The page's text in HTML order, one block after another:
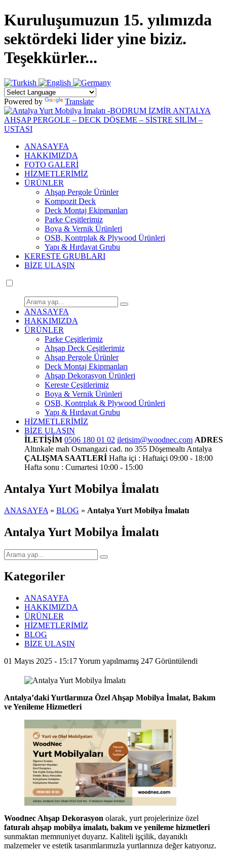
Kuruluşumuzun 15. yılımızda
sektördeki lider yine biziz.
Teşekkürler...
Powered by Translate
ANASAYFA
HAKKIMIZDA
FOTO GALERİ
HİZMETLERİMİZ
ÜRÜNLER
Ahşap Pergole Ürünler
Kompozit Deck
Deck Montaj Ekipmanları
Parke Çeşitlerimiz
Boya & Vernik Ürünleri
OSB, Kontrplak & Plywood Ürünleri
Yapı & Hırdavat Grubu
KERESTE GRUBLARI
BİZE ULAŞIN
ANASAYFA
HAKKIMIZDA
ÜRÜNLER
Parke Çeşitlerimiz
Ahşap Deck Çeşitlerimiz
Ahşap Pergole Ürünler
Deck Montaj Ekipmanları
Ahşap Dekorasyon Ürünleri
Kereste Çeşitlerimiz
Boya & Vernik Ürünleri
OSB, Kontrplak & Plywood Ürünleri
Yapı & Hırdavat Grubu
HİZMETLERİMİZ
BİZE ULAŞIN
İLETİŞİM 0506 180 01 02 iletisim@woodnec.com ADRES
Altınkale mah Osmangazi cad. no 355 Döşemealtı Antalya
ÇALIŞMA SAATLERİ Hafta içi : Haftaiçi 09:00 - 18:00
Hafta sonu : Cumartesi 10:00 - 15:00
Antalya Yurt Mobilya İmalatı
ANASAYFA » BLOG » Antalya Yurt Mobilya İmalatı
Antalya Yurt Mobilya İmalatı
Kategoriler
ANASAYFA
HAKKIMIZDA
ÜRÜNLER
HİZMETLERİMİZ
BLOG
BİZE ULAŞIN
01 Mayıs 2025 - 15:17Yorum yapılmamış 247 Görüntülendi
Antalya’daki Yurtlarınıza Özel Ahşap Mobilya İmalat, Bakım
ve Yenileme Hizmetleri
Woodnec Ahşap Dekorasyon olarak, yurt projelerinize özel
faturalı ahşap mobilya imalatı, bakım ve yenileme hizmetleri
sunmaktan memnuniyet duyarız. Kaliteli işçilik, dayanıklı
malzemeler ve estetik tasarımlarımızla yurtlarınıza değer katıyoruz.